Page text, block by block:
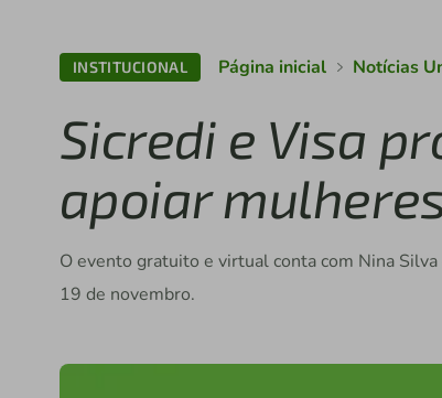
INSTITUCIONAL Página inicial Notícias
Sicredi e Visa
apoiar
O evento gratuito e virtual conta com Nina
19 de novembro.